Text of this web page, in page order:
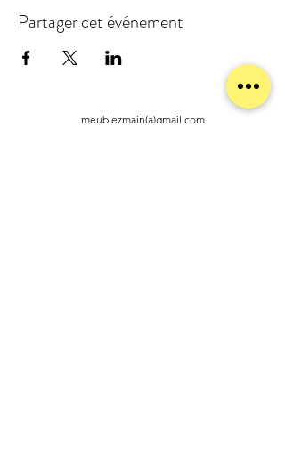
Partager cet événement
meublezmain(a)gmail.com